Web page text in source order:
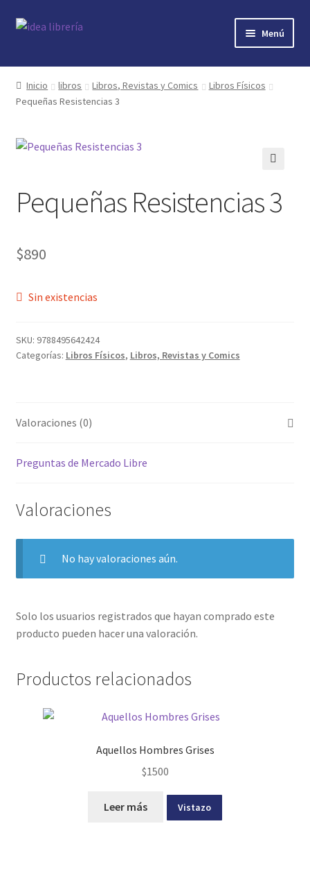
Ir
Ir
Menú
Inicio
contacto
libros
nosotros
novedades
Inicio libros Libros, Revistas y Comics
Libros Físicos
Pequeñas Resistencias 3
Pequeñas Resistencias 3
$890
Sin existencias
SKU: 9788495642424
Categorías: Libros Físicos, Libros, Revistas y Comics
Valoraciones (0)
Preguntas de Mercado Libre
Valoraciones
No hay valoraciones aún.
Solo los usuarios registrados que hayan comprado este
producto pueden hacer una valoración.
Productos relacionados
Aquellos Hombres Grises
$1500
Leer más Vistazo